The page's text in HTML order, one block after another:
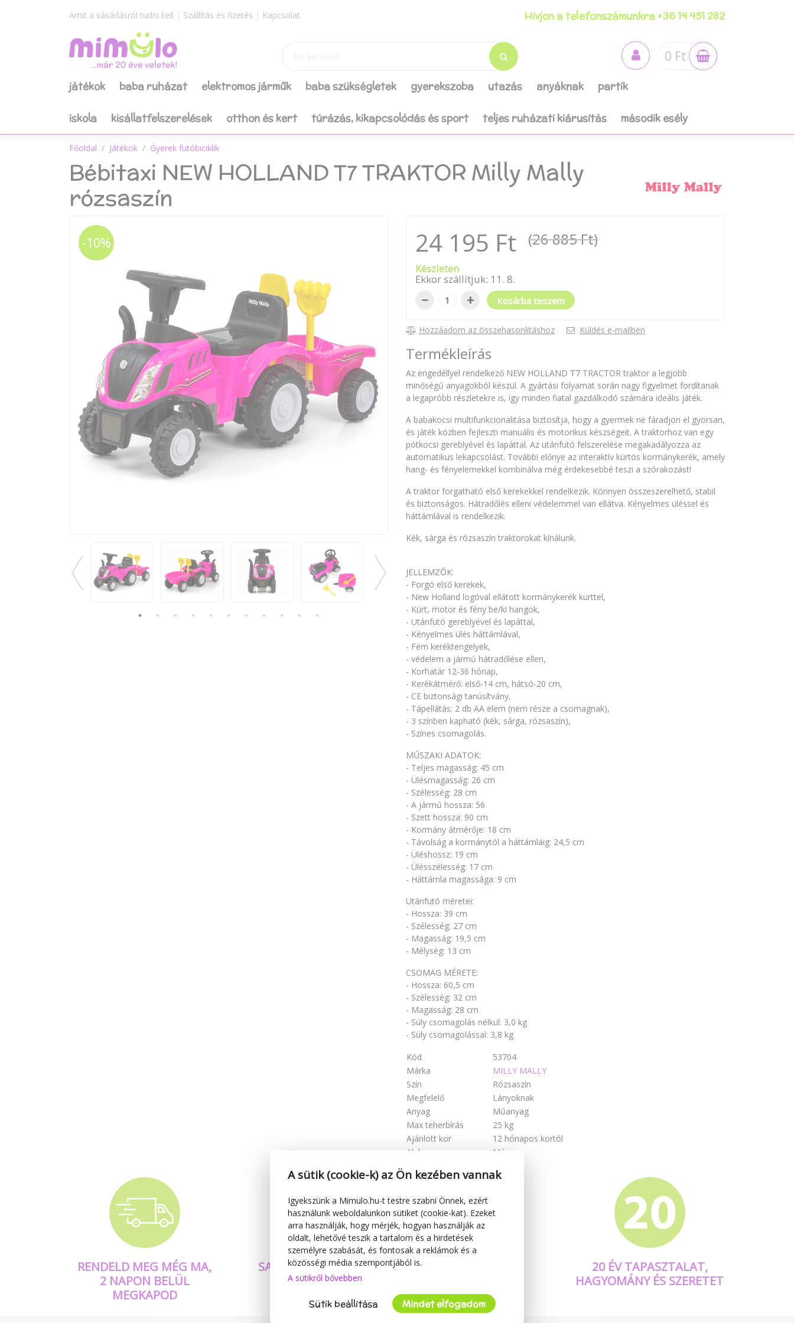
Amit a vásárlásról tudni kell Szállítás és fizetés Kapcsolat Hívjon a telefonszámunkra +36 14 451 282
0 Ft
játékok baba ruházat elektromos járműk baba szükségletek gyerekszoba utazás anyáknak partik
iskola kisállatfelszerelések otthon és kert túrázás, kikapcsolódás és sport teljes ruházati kiárusítás második esély
Főoldal Játékok Gyerek futóbiciklik
Bébitaxi NEW HOLLAND T7 TRAKTOR Milly Mally
rózsaszín
-10% 24 195 Ft (26 885 Ft)
Készleten
Ekkor szállítjuk: 11 . 8.
− + Kosárba teszem
Hozzáadom az összehasonlításhoz Küldés e-mailben
Termékleírás
Az engedéllyel rendelkező NEW HOLLAND T7 TRACTOR traktor a legjobb
minőségű anyagokból készül. A gyártási folyamat során nagy figyelmet fordítanak
a legapróbb részletekre is, így minden fiatal gazdálkodó számára ideális játék.
A babakocsi multifunkcionalitása biztosítja, hogy a gyermek ne fáradjon el gyorsan,
és játék közben fejleszti manuális és motorikus készségeit. A traktorhoz van egy
pótkocsi gereblyével és lapáttal. Az utánfutó felszerelése megakadályozza az
automatikus lekapcsolást. További előnye az interaktív kürtös kormánykerék, amely
hang- és fényelemekkel kombinálva még érdekesebbé teszi a szórakozást!
A traktor forgatható első kerekekkel rendelkezik. Könnyen összeszerelhető, stabil
és biztonságos. Hátradőlés elleni védelemmel van ellátva. Kényelmes üléssel és
háttámlával is rendelkezik.
Kék, sárga és rózsaszín traktorokat kínálunk.
JELLEMZŐK:
- Forgó első kerekek,
- New Holland logóval ellátott kormánykerék kürttel,
- Kürt, motor és fény be/ki hangok,
- Utánfutó gereblyével és lapáttal,
- Kényelmes ülés háttámlával,
- Fém keréktengelyek,
- védelem a jármű hátradőlése ellen,
- Korhatár 12-36 hónap,
- Kerékátmérő: első-14 cm, hátsó-20 cm,
- CE biztonsági tanúsítvány,
- Tápellátás: 2 db AA elem (nem része a csomagnak),
- 3 színben kapható (kék, sárga, rózsaszín),
- Színes csomagolás.
MŰSZAKI ADATOK:
- Teljes magasság: 45 cm
- Ülésmagasság: 26 cm
- Szélesség: 28 cm
- A jármű hossza: 56
- Szett hossza: 90 cm
- Kormány átmérője: 18 cm
- Távolság a kormánytól a háttámláig: 24,5 cm
- Üléshossz: 19 cm
- Ülésszélesség: 17 cm
- Háttámla magassága: 9 cm
Utánfutó méretei:
- Hossza: 39 cm
- Szélesség: 27 cm
- Magasság: 19,5 cm
- Mélység: 13 cm
CSOMAG MÉRETE:
- Hossza: 60,5 cm
- Szélesség: 32 cm
- Magasság: 28 cm
- Súly csomagolás nélkül: 3,0 kg
- Súly csomagolással: 3,8 kg
Kód
53704
Márka
MILLY MALLY
Szín
Rózsaszín
Megfelelő
Lányoknak
Anyag
Műanyag
Max teherbírás
25 kg
Ajánlott kor
12 hónapos kortól
Alak
Más
RENDELD MEG MÉG MA,
2 NAPON BELÜL
MEGKAPOD
SAJÁT TERMÉKEKET
KÉSZÍTÜNK
20 ÉV TAPASZTALAT,
HAGYOMÁNY ÉS SZERETET
A sütik (cookie-k) az Ön kezében vannak
Igyekszünk a Mimulo.hu-t testre szabni Önnek, ezért
használunk weboldalunkon sütiket (cookie-kat). Ezeket
arra használják, hogy mérjék, hogyan használják az
oldalt, lehetővé teszik a tartalom és a hirdetések
személyre szabását, és fontosak a reklámok és a
közösségi média szempontjából is.
A sütikről bővebben
Sütik beállítása Mindet elfogadom